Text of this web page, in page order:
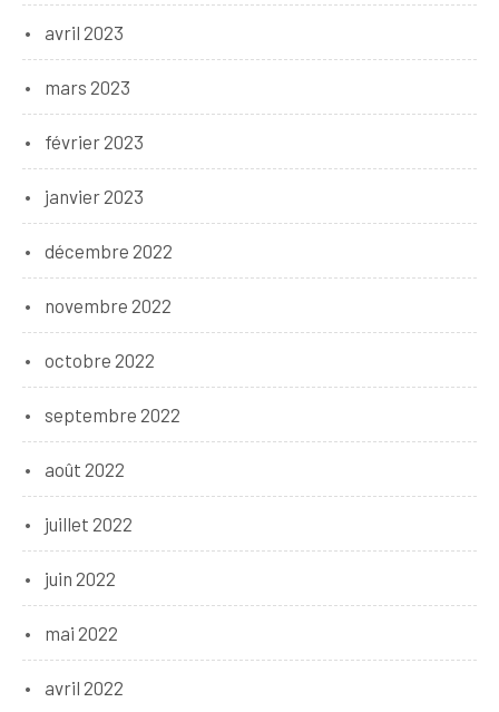
avril 2023
mars 2023
février 2023
janvier 2023
décembre 2022
novembre 2022
octobre 2022
septembre 2022
août 2022
juillet 2022
juin 2022
mai 2022
avril 2022